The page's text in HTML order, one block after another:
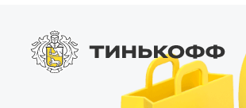
пользователя – от простоты «включи
пользуйся» до сложных сценариев
автоматизации. Оптимизированное
для российских водителей,
технологичность.